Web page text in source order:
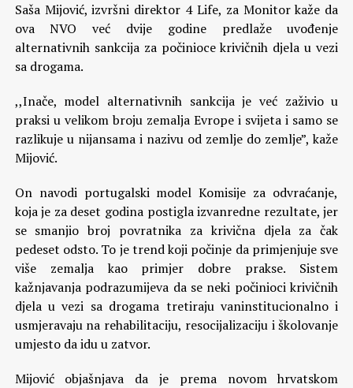
Saša Mijović, izvršni direktor 4 Life, za Monitor kaže da
ova NVO već dvije godine predlaže uvođenje
alternativnih sankcija za počinioce krivičnih djela u vezi
sa drogama.
,,Inače, model alternativnih sankcija je već zaživio u
praksi u velikom broju zemalja Evrope i svijeta i samo se
razlikuje u nijansama i nazivu od zemlje do zemlje”, kaže
Mijović.
On navodi portugalski model Komisije za odvraćanje,
koja je za deset godina postigla izvanredne rezultate, jer
se smanjio broj povratnika za krivična djela za čak
pedeset odsto. To je trend koji počinje da primjenjuje sve
više zemalja kao primjer dobre prakse. Sistem
kažnjavanja podrazumijeva da se neki počinioci krivičnih
djela u vezi sa drogama tretiraju vaninstitucionalno i
usmjeravaju na rehabilitaciju, resocijalizaciju i školovanje
umjesto da idu u zatvor.
Mijović objašnjava da je prema novom hrvatskom